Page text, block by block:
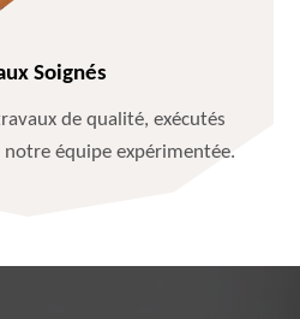
Soignés
de qualité, exécutés
équipe expérimentée.